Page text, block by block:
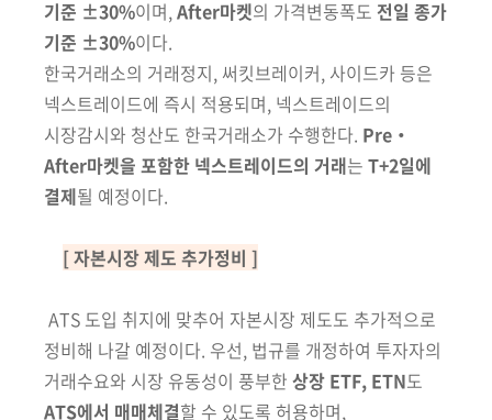
기준 ±30%이며,After마켓의 가격변동폭도 전일 종가
기준 ±30%이다.
한국거래소의 거래정지, 써킷브레이커, 사이드카 등은
넥스트레이드에 즉시 적용되며, 넥스트레이드의
시장감시와 청산도 한국거래소가 수행한다. Pre‧
After마켓을 포함한 넥스트레이드의 거래는 T+2일에
결제될 예정이다.
[ 자본시장 제도 추가정비 ]
ATS 도입 취지에 맞추어 자본시장 제도도 추가적으로
정비해 나갈 예정이다. 우선, 법규를 개정하여 투자자의
거래수요와 시장 유동성이 풍부한 상장 ETF, ETN도
ATS에서 매매체결할 수 있도록 허용하며,